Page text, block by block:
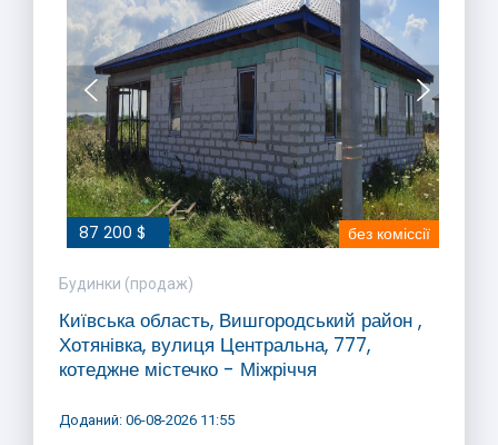
87 200 $ без коміссії
Будинки (продаж)
Київська область, Вишгородський район ,
Хотянівка, вулиця Центральна, 777,
котеджне містечко - Міжріччя
Доданий: 06-08-2026 11:55